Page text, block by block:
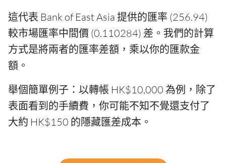
這代表 Bank of East Asia 提供的匯率 (256.94)
較市場匯率中間價 (0.110284) 差。我們的計算
方式是將兩者的匯率差額，乘以你的匯款金
額。
舉個簡單例子：以轉帳 HK$10,000 為例，除了
表面看到的手續費，你可能不知不覺還支付了
大約 HK$150 的隱藏匯差成本。